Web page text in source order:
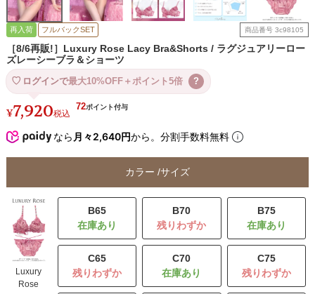
再入荷 フルバックSET 商品番号 3c98105
［8/6再販!］Luxury Rose Lacy Bra&Shorts / ラグジュアリーロー
ズレーシーブラ＆ショーツ
ログインで最大10%OFF＋ポイント5倍 ?
¥7,920税込
72
なら 月々2,640円から。分割手数料無料
カラー サイズ
Luxury
Rose
B65
B70
残りわずか
B75
C65
残りわずか
C70
C75
残りわずか